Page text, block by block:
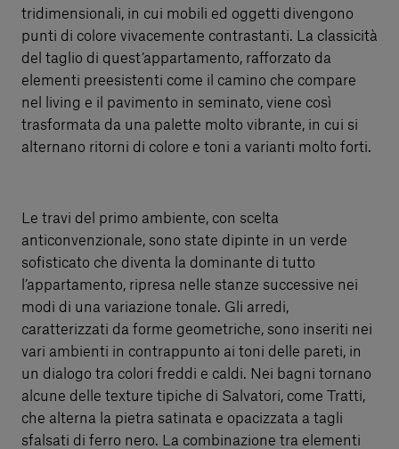
tridimensionali, in cui mobili ed oggetti divengono
punti di colore vivacemente contrastanti. La classicità
del taglio di quest’appartamento, rafforzato da
elementi preesistenti come il camino che compare
nel living e il pavimento in seminato, viene così
trasformata da una palette molto vibrante, in cui si
alternano ritorni di colore e toni a varianti molto forti.
Le travi del primo ambiente, con scelta
anticonvenzionale, sono state dipinte in un verde
sofisticato che diventa la dominante di tutto
l’appartamento, ripresa nelle stanze successive nei
modi di una variazione tonale. Gli arredi,
caratterizzati da forme geometriche, sono inseriti nei
vari ambienti in contrappunto ai toni delle pareti, in
un dialogo tra colori freddi e caldi. Nei bagni tornano
alcune delle texture tipiche di Salvatori, come Tratti,
che alterna la pietra satinata e opacizzata a tagli
sfalsati di ferro nero. La combinazione tra elementi